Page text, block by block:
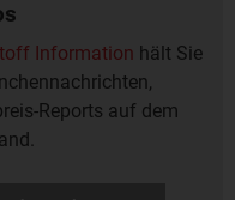
Information hält Sie
Reports auf dem